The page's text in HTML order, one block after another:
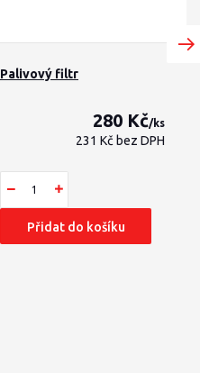
Palivový filtr
280 Kč/ks
231 Kčbez DPH
Přidat do košíku